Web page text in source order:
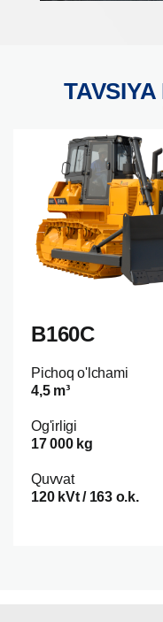
B160C
Pichoq o'lchami
4,5 m³
Og'irligi
17 000 kg
Quvvat
120 kVt / 163 o.k.